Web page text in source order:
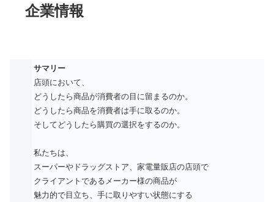
企業情報
サマリー
店頭において、
どうしたら商品が消費者の目に留まるのか。
どうしたら商品を消費者は手に取るのか。
そしてどうしたら購買の選択をするのか。
私たちは、
スーパーやドラッグストア、家電量販店の店頭で
クライアントであるメーカー様の商品が
魅力的で目立ち、手に取りやすい状態にする